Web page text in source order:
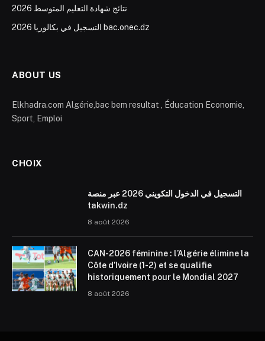
نتائج شهادة التعليم المتوسط 2026
التسجيل في بكالوريا 2026 bac.onec.dz
ABOUT US
Elkhadra.com Algérie,bac bem resultat , Éducation Economie,
Sport, Emploi
CHOIX
التسجيل في الدخول التكويني 2026 عبر منصة
takwin.dz
8 août 2026
CAN-2026 féminine : l’Algérie élimine la
Côte d’Ivoire (1-2) et se qualifie
historiquement pour le Mondial 2027
8 août 2026